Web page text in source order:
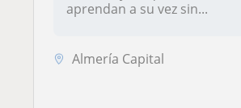
aprendan a su vez sin...
Almería Capital